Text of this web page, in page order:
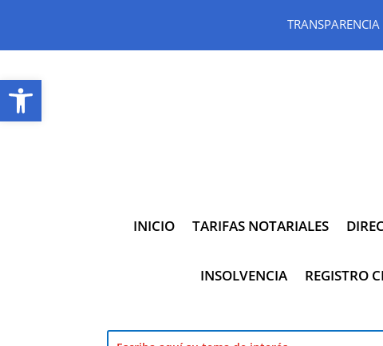
Abrir barra de herramientas
TRANSPARENCIA
INICIO TARIFAS NOTARIALES
INSOLVENCIA REGISTRO